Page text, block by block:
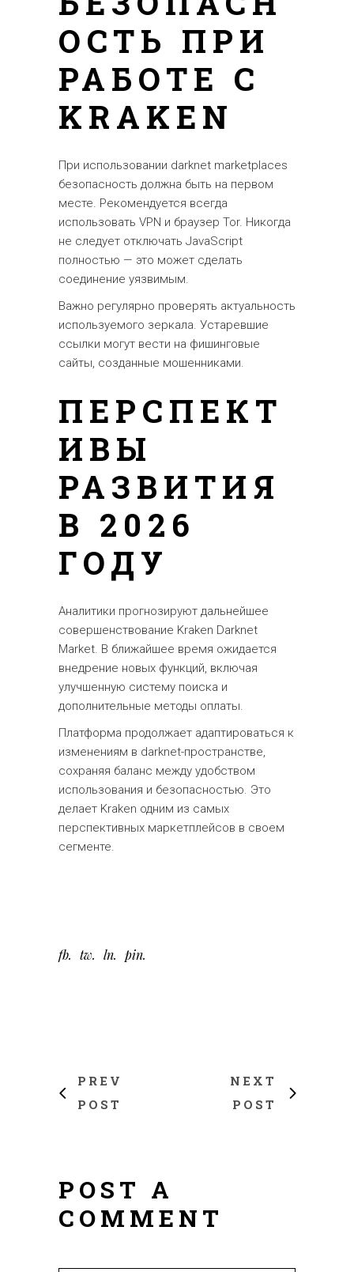
ОСТЬ ПРИ
РАБОТЕ С
KRAKEN
При использовании darknet marketplaces
безопасность должна быть на первом
месте. Рекомендуется всегда
использовать VPN и браузер Tor. Никогда
не следует отключать JavaScript
полностью — это может сделать
соединение уязвимым.
Важно регулярно проверять актуальность
используемого зеркала. Устаревшие
ссылки могут вести на фишинговые
сайты, созданные мошенниками.
ПЕРСПЕКТ
ИВЫ
РАЗВИТИЯ
В 2026
ГОДУ
Аналитики прогнозируют дальнейшее
совершенствование Kraken Darknet
Market. В ближайшее время ожидается
внедрение новых функций, включая
улучшенную систему поиска и
дополнительные методы оплаты.
Платформа продолжает адаптироваться к
изменениям в darknet-пространстве,
сохраняя баланс между удобством
использования и безопасностью. Это
делает Kraken одним из самых
перспективных маркетплейсов в своем
сегменте.
fb tw ln pin
PREV
POST
NEXT
POST
POST A
COMMENT